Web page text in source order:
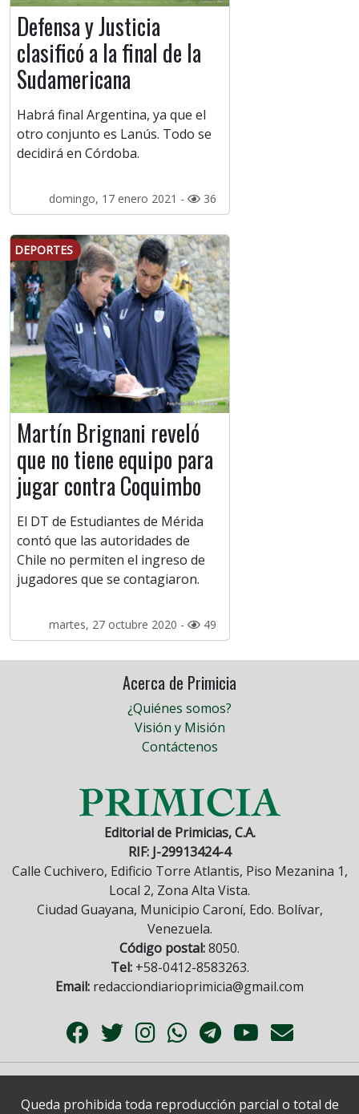
Defensa y Justicia
clasificó a la final de la
Sudamericana
Habrá final Argentina, ya que el
otro conjunto es Lanús. Todo se
decidirá en Córdoba.
domingo, 17 enero 2021 - 36
DEPORTES
Martín Brignani reveló
que no tiene equipo para
jugar contra Coquimbo
El DT de Estudiantes de Mérida
contó que las autoridades de
Chile no permiten el ingreso de
jugadores que se contagiaron.
martes, 27 octubre 2020 - 49
Acerca de Primicia
¿Quiénes somos?
Visión y Misión
Contáctenos
Editorial de Primicias, C.A.
RIF: J-29913424-4
Calle Cuchivero, Edificio Torre Atlantis, Piso Mezanina 1,
Local 2, Zona Alta Vista.
Ciudad Guayana, Municipio Caroní, Edo. Bolívar,
Venezuela.
Código postal:8050.
Tel:+58-0412-8583263.
Email: redacciondiarioprimicia@gmail.com
Queda prohibida toda reproducción parcial o total de